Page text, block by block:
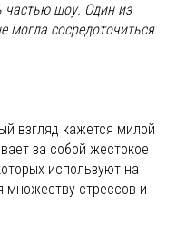
частью шоу. Один из
могла сосредоточиться
взгляд кажется милой
за собой жестокое
используют на
множеству стрессов и